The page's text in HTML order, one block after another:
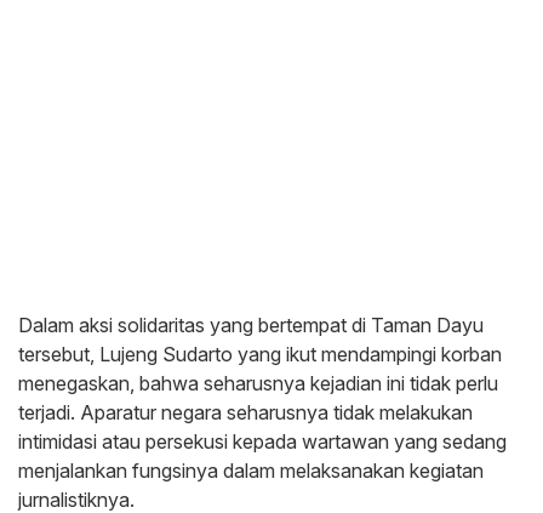
Dalam aksi solidaritas yang bertempat di Taman Dayu
tersebut, Lujeng Sudarto yang ikut mendampingi korban
menegaskan, bahwa seharusnya kejadian ini tidak perlu
terjadi. Aparatur negara seharusnya tidak melakukan
intimidasi atau persekusi kepada wartawan yang sedang
menjalankan fungsinya dalam melaksanakan kegiatan
jurnalistiknya.